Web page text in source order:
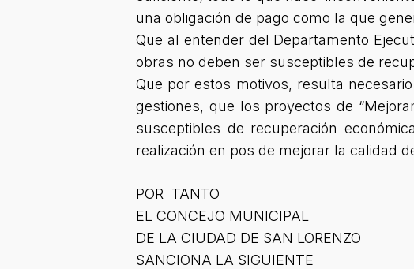
una obligación de pago como la que
Que al entender del Departamento
obras no deben ser susceptibles de
Que por estos motivos, resulta
gestiones, que los proyectos de
susceptibles de recuperación
realización en pos de mejorar la calidad
POR TANTO
EL CONCEJO MUNICIPAL
DE LA CIUDAD DE SAN LORENZO
SANCIONA LA SIGUIENTE